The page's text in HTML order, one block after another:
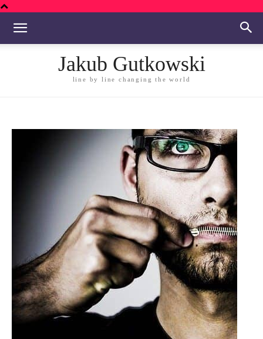
Jakub Gutkowski
line by line changing the world